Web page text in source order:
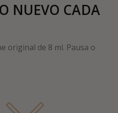
NUEVO CADA
original de 8 ml. Pausa o